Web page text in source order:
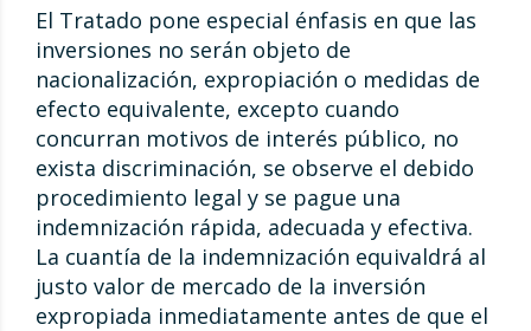
El Tratado pone especial énfasis en que las
inversiones no serán objeto de
nacionalización, expropiación o medidas de
efecto equivalente, excepto cuando
concurran motivos de interés público, no
exista discriminación, se observe el debido
procedimiento legal y se pague una
indemnización rápida, adecuada y efectiva.
La cuantía de la indemnización equivaldrá al
justo valor de mercado de la inversión
expropiada inmediatamente antes de que el